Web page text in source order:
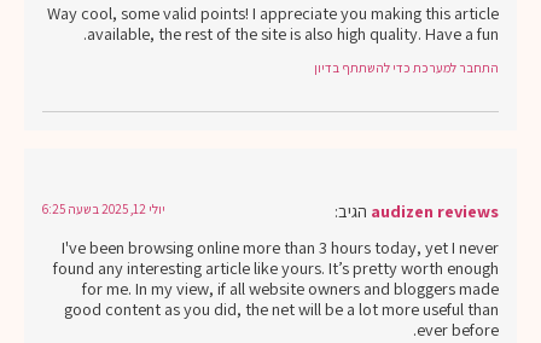
Way cool, some valid points! I appreciate you making this article
available, the rest of the site is also high quality. Have a fun.
התחבר למערכת כדי להשתתף בדיון
audizen reviews הגיב: יולי 12, 2025 בשעה 6:25
I've been browsing online more than 3 hours today, yet I never
found any interesting article like yours. It’s pretty worth enough
for me. In my view, if all website owners and bloggers made
good content as you did, the net will be a lot more useful than
ever before.